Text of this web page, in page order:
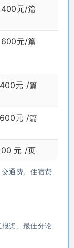
元/篇
元/篇
元 /篇
元 /篇
元 /页
通费、住宿费
奖、最佳分论